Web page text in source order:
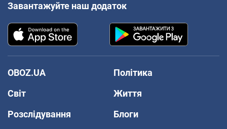
Завантажуйте наш додаток
OBOZ.UA
Політика
Світ
Життя
Розслідування
Блоги